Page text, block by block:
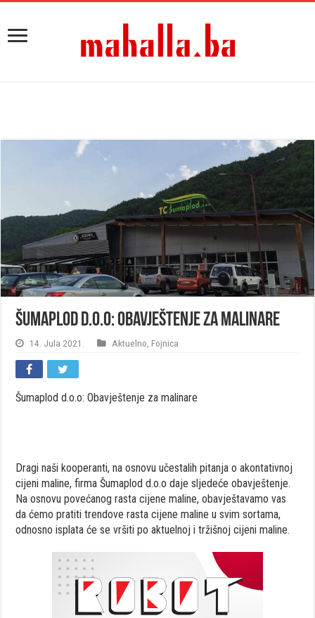
Šumaplod d.o.o: Obavještenje za malinare
14. Jula 2021. Aktuelno Fojnica
Šumaplod d.o.o: Obavještenje za malinare
Dragi naši kooperanti, na osnovu učestalih pitanja o akontativnoj
cijeni maline, firma Šumaplod d.o.o daje sljedeće obavještenje.
Na osnovu povećanog rasta cijene maline, obavještavamo vas
da ćemo pratiti trendove rasta cijene maline u svim sortama,
odnosno isplata će se vršiti po aktuelnoj i tržišnoj cijeni maline.